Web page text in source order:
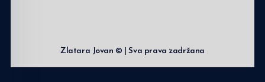
Zlatara Jovan © | Sva prava zadržana